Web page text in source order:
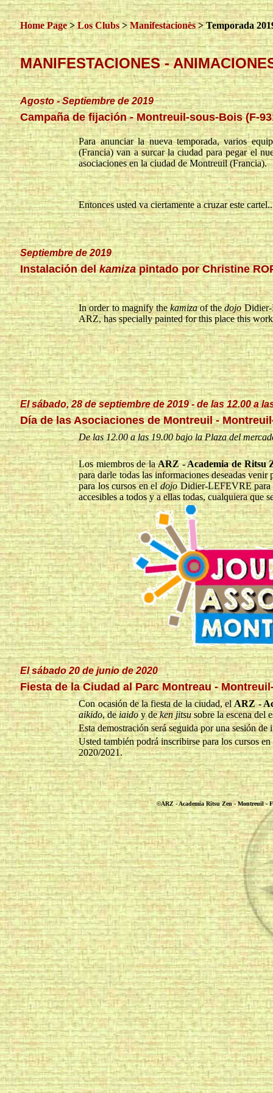
Home Page>Los Clubs>Manifestacionès> Temporada
MANIFESTACIONES -
Agosto - Septiembre de 2019
Campaña de fijación - Montreuil-sous-Bois (F-
Para anunciar la nueva temporada, varios
(Francia) van a surcar la ciudad para pegar el
asociaciones en la ciudad de Montreuil (Francia).
Entonces usted va ciertamente a cruzar este
Septiembre de 2019
Instalación delkamizapintado por Christine
In order to magnify thekamizaof thedojoDidier-
ARZ, has specially painted for this place this
El sábado, 28 de septiembre de 2019 - de las 12.00 a
Día de las Asociaciones de Montreuil-
De las 12.00 a las 19.00 bajo la Plaza del
Los miembros de laARZ - Academia de Ritsu
para darle todas las informaciones deseadas venir
para los cursos en eldojoDidier-LEFEVRE para
accesibles a todos y a ellas todas, cualquiera que
El sábado 20 de junio de 2020
Fiesta de la Ciudad al Parc Montreau -
Con ocasión de la fiesta de la ciudad, elARZ -
aikido, de iaidoy deken jitsusobre la escena del
Esta demostración será seguida por una sesión
Usted también podrá inscribirse para los cursos
2020/2021.
©ARZ - Academia Ritsu Zen - Montreuil -